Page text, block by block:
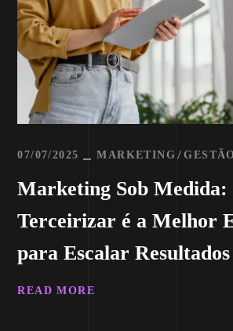
07/07/2025 MARKETING GESTÃO
Marketing Sob Medida:
Terceirizar é a Melhor
para Escalar
READ MORE